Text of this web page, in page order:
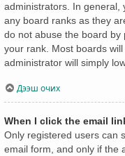
administrators. In general,
any board ranks as they
do not abuse the board by
your rank. Most boards
administrator will simply
Дээш очих
When I click the email
Only registered users can
email form, and only if the